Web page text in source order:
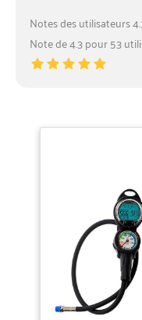
Notes des utilisateurs
Note de 4.3 pour 53